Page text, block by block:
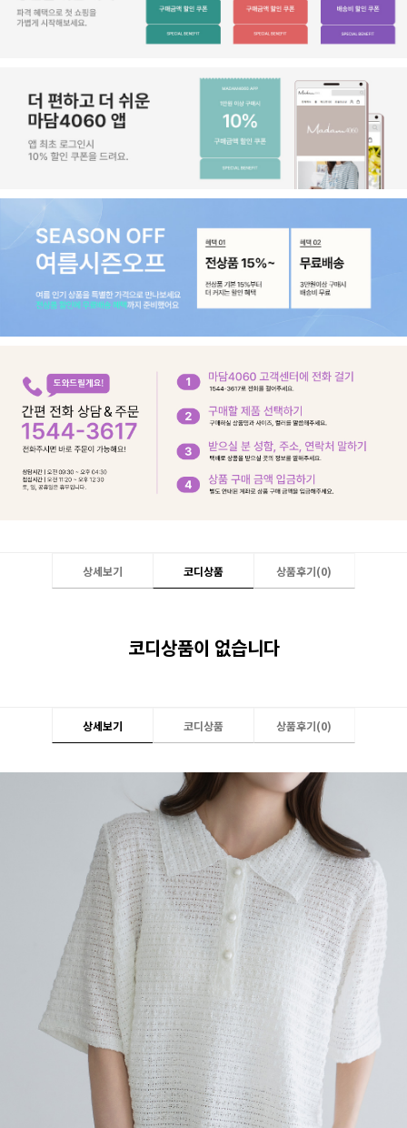
상세보기 코디상품 상품후기(0)
코디상품이 없습니다
상세보기 코디상품 상품후기(0)